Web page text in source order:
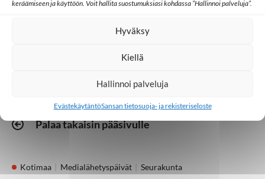
keräämiseen ja käyttöön. Voit hallita suostumuksiasi kohdassa ”Hallinnoi palveluja”.
Hyväksy
Kiellä
Hallinnoi palveluja
EvästekäytäntöSansan tietosuoja- ja rekisteriseloste
Vapaaehtoistoiminta
Palaa takaisin pääsivulle
Kotimaa Medialähetyspäivät Seurakunta